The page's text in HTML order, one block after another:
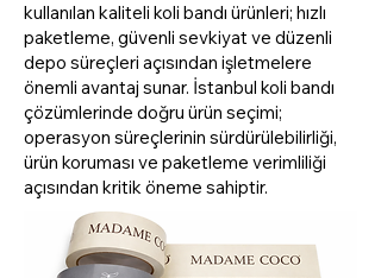
kullanılan kaliteli koli bandı ürünleri; hızlı
paketleme, güvenli sevkiyat ve düzenli
depo süreçleri açısından işletmelere
önemli avantaj sunar. İstanbul koli bandı
çözümlerinde doğru ürün seçimi;
operasyon süreçlerinin sürdürülebilirliği,
ürün koruması ve paketleme verimliliği
açısından kritik öneme sahiptir.